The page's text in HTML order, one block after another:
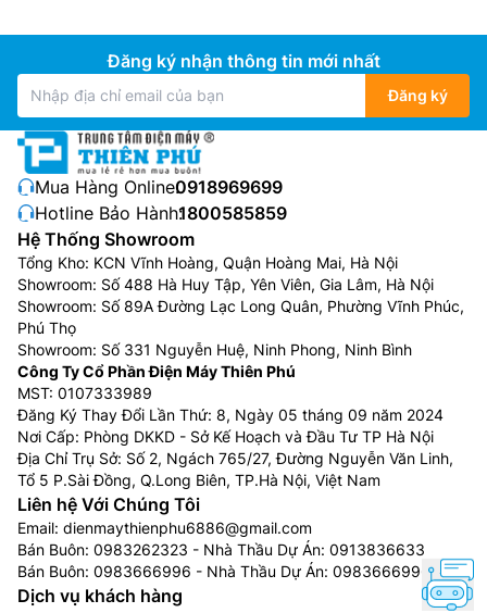
Đăng ký nhận thông tin mới nhất
Đăng ký
Mua Hàng Online:0918969699
Hotline Bảo Hành:1800585859
Hệ Thống Showroom
Tổng Kho: KCN Vĩnh Hoàng, Quận Hoàng Mai, Hà Nội
Showroom: Số 488 Hà Huy Tập, Yên Viên, Gia Lâm, Hà Nội
Showroom: Số 89A Đường Lạc Long Quân, Phường Vĩnh Phúc,
Phú Thọ
Showroom: Số 331 Nguyễn Huệ, Ninh Phong, Ninh Bình
Công Ty Cổ Phần Điện Máy Thiên Phú
MST: 0107333989
Đăng Ký Thay Đổi Lần Thứ: 8, Ngày 05 tháng 09 năm 2024
Nơi Cấp: Phòng DKKD - Sở Kế Hoạch và Đầu Tư TP Hà Nội
Địa Chỉ Trụ Sở: Số 2, Ngách 765/27, Đường Nguyễn Văn Linh,
Tổ 5 P.Sài Đồng, Q.Long Biên, TP.Hà Nội, Việt Nam
Liên hệ Với Chúng Tôi
Email: dienmaythienphu6886@gmail.com
Bán Buôn: 0983262323 - Nhà Thầu Dự Án: 0913836633
Bán Buôn: 0983666996 - Nhà Thầu Dự Án: 0983666996
Dịch vụ khách hàng